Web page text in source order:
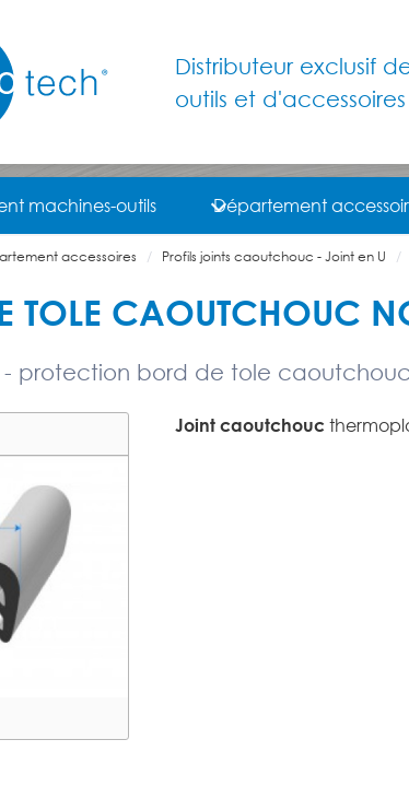
Distributeur exclusif
outils et d'accessoires
machines-outils Département
accessoires Profils joints caoutchouc - Joint en U
TOLE CAOUTCHOUC
protection bord de tole
Joint caoutchouc